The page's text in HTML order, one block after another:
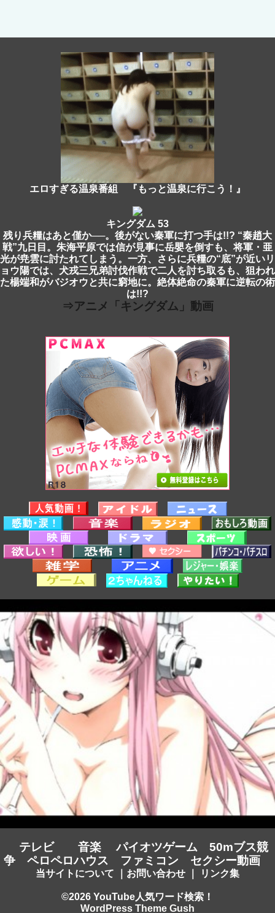
エロすぎる温泉番組 『もっと温泉に行こう！』
キングダム 53
残り兵糧はあと僅か──。後がない秦軍に打つ手は!!? “秦趙大
戦”九日目。朱海平原では信が見事に岳嬰を倒すも、将軍・亜
光が尭雲に討たれてしまう。一方、さらに兵糧の“底”が近いリ
ョウ陽では、犬戎三兄弟討伐作戦で二人を討ち取るも、狙われ
た楊端和がバジオウと共に窮地に。絶体絶命の秦軍に逆転の術
は!!?
⇒アニメ「キングダム」動画
テレビ 音楽 パイオツゲーム
50mブス競
争
ペロペロハウス ファミコン セクシー動画
当サイトについて お問い合わせ リンク集
©2026 YouTube人気ワード検索！
WordPress Theme Gush